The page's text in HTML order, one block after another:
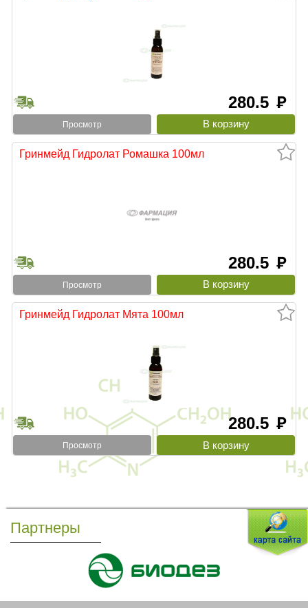
280.5 руб
Просмотр
Гринмейд Гидролат Ромашка 100мл
280.5 руб
Просмотр
Гринмейд Гидролат Мята 100мл
280.5 руб
Просмотр
Партнеры